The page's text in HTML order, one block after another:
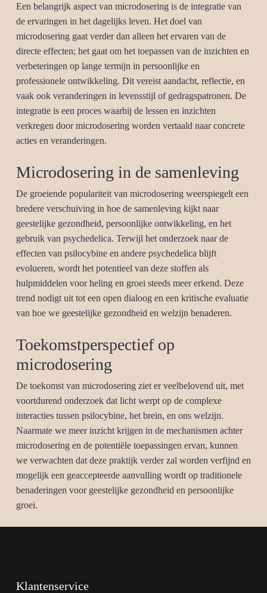
Een belangrijk aspect van microdosering is de integratie van
de ervaringen in het dagelijks leven. Het doel van
microdosering gaat verder dan alleen het ervaren van de
directe effecten; het gaat om het toepassen van de inzichten en
verbeteringen op lange termijn in persoonlijke en
professionele ontwikkeling. Dit vereist aandacht, reflectie, en
vaak ook veranderingen in levensstijl of gedragspatronen. De
integratie is een proces waarbij de lessen en inzichten
verkregen door microdosering worden vertaald naar concrete
acties en veranderingen.
Microdosering in de samenleving
De groeiende populariteit van microdosering weerspiegelt een
bredere verschuiving in hoe de samenleving kijkt naar
geestelijke gezondheid, persoonlijke ontwikkeling, en het
gebruik van psychedelica. Terwijl het onderzoek naar de
effecten van psilocybine en andere psychedelica blijft
evolueren, wordt het potentieel van deze stoffen als
hulpmiddelen voor heling en groei steeds meer erkend. Deze
trend nodigt uit tot een open dialoog en een kritische evaluatie
van hoe we geestelijke gezondheid en welzijn benaderen.
Toekomstperspectief op
microdosering
De toekomst van microdosering ziet er veelbelovend uit, met
voortdurend onderzoek dat licht werpt op de complexe
interacties tussen psilocybine, het brein, en ons welzijn.
Naarmate we meer inzicht krijgen in de mechanismen achter
microdosering en de potentiële toepassingen ervan, kunnen
we verwachten dat deze praktijk verder zal worden verfijnd en
mogelijk een geaccepteerde aanvulling wordt op traditionele
benaderingen voor geestelijke gezondheid en persoonlijke
groei.
Klantenservice